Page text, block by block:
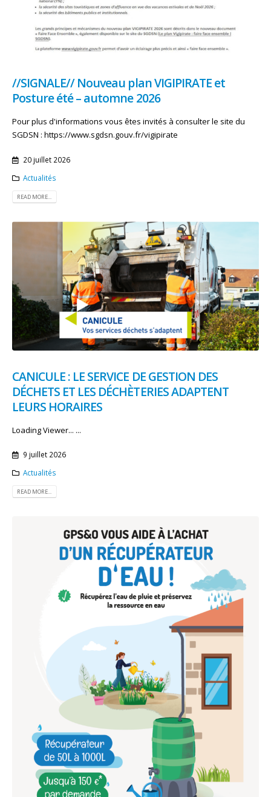
//SIGNALE// Nouveau plan VIGIPIRATE et
Posture été – automne 2026
Pour plus d'informations vous êtes invités à consulter le site du
SGDSN : https://www.sgdsn.gouv.fr/vigipirate
20 juillet 2026
Actualités
READ MORE...
CANICULE : LE SERVICE DE GESTION DES
DÉCHETS ET LES DÉCHÈTERIES ADAPTENT
LEURS HORAIRES
Loading Viewer... ...
9 juillet 2026
Actualités
READ MORE...